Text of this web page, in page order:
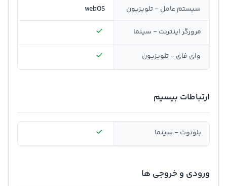
سیستم عامل - تلویزیون webOS
مرورگر اینترنت - سینما
وای فای - تلویزیون
ارتباطات بیسیم
بلوتوث - سینما
ورودی و خروجی ها